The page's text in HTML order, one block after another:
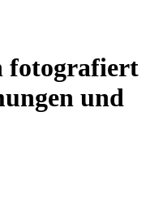
fotografiert
und